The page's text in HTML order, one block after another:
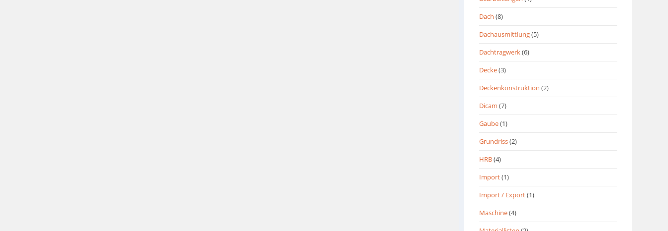
Dach (8)
Dachausmittlung(5)
Dachtragwerk(6)
Decke(3)
Deckenkonstruktion (2)
Dicam (7)
Gaube(1)
Grundriss(2)
HRB(4)
Import(1)
Import / Export(1)
Maschine(4)